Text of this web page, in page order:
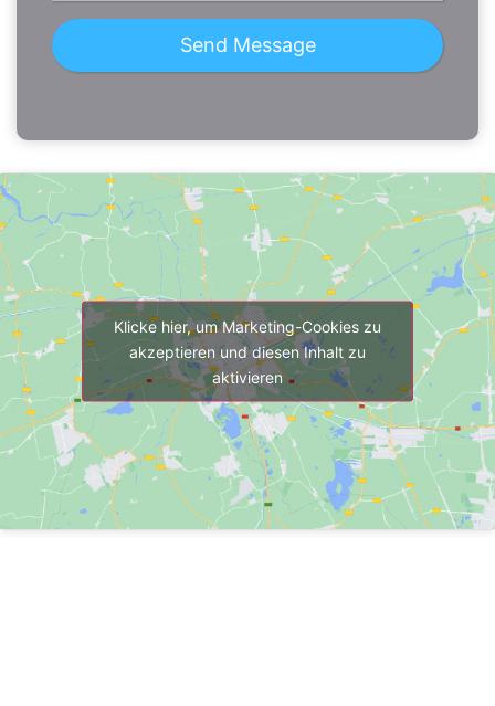
Send Message
Klicke hier, um Marketing-Cookies zu
akzeptieren und diesen Inhalt zu
aktivieren